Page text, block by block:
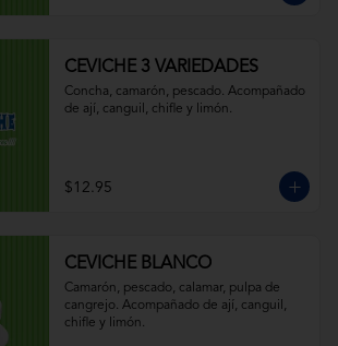
CEVICHE 3 VARIEDADES
Concha, camarón, pescado. Acompañado
de ají, canguil, chifle y limón.
$12.95
CEVICHE BLANCO
Camarón, pescado, calamar, pulpa de
cangrejo. Acompañado de ají, canguil,
chifle y limón.